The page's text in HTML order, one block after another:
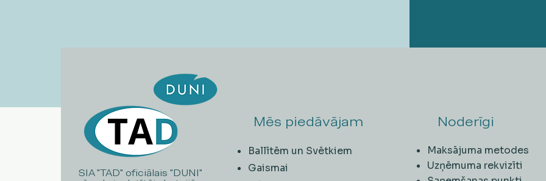
SIA "TAD" oficiālais "DUNI"
Mēs piedāvājam
Ballītēm un Svētkiem
Gaismai
Noderīgi
Maksājuma metodes
Uzņēmuma rekvizīti